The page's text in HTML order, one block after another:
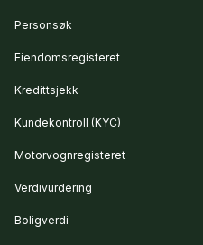
Personsøk
Eiendomsregisteret
Kredittsjekk
Kundekontroll (KYC)
Motorvognregisteret
Verdivurdering
Boligverdi